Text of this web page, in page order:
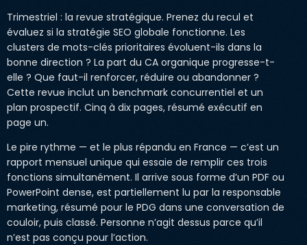
Trimestriel : la revue stratégique. Prenez du recul et
évaluez si la stratégie SEO globale fonctionne. Les
clusters de mots-clés prioritaires évoluent-ils dans la
bonne direction ? La part du CA organique progresse-t-
elle ? Que faut-il renforcer, réduire ou abandonner ?
Cette revue inclut un benchmark concurrentiel et un
plan prospectif. Cinq à dix pages, résumé exécutif en
page un.
Le pire rythme — et le plus répandu en France — c’est un
rapport mensuel unique qui essaie de remplir ces trois
fonctions simultanément. Il arrive sous forme d’un PDF ou
PowerPoint dense, est partiellement lu par la responsable
marketing, résumé pour le PDG dans une conversation de
couloir, puis classé. Personne n’agit dessus parce qu’il
n’est pas conçu pour l’action.